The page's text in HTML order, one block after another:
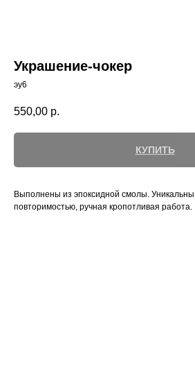
Украшение-чокер
эу6
550,00 р.
КУПИТЬ
Выполнены из эпоксидной смолы. Уникальны
повторимостью, ручная кропотливая работа.